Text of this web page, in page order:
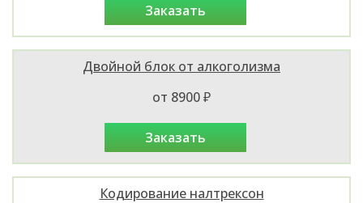
заказать
Двойной блок от алкоголизма
от 8900 ₽
заказать
Кодирование налтрексон